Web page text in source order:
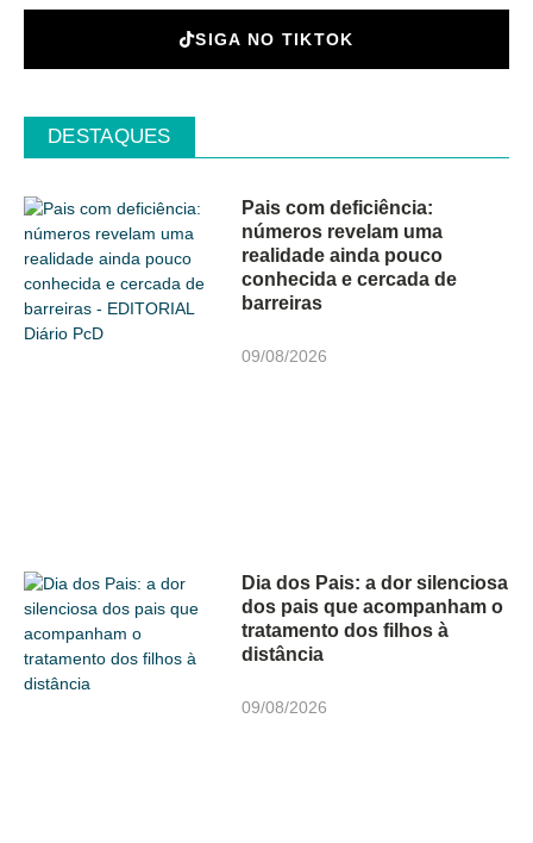
SIGA NO TIKTOK
DESTAQUES
Pais com deficiência:
números revelam uma
realidade ainda pouco
conhecida e cercada de
barreiras
09/08/2026
Dia dos Pais: a dor silenciosa
dos pais que acompanham o
tratamento dos filhos à
distância
09/08/2026